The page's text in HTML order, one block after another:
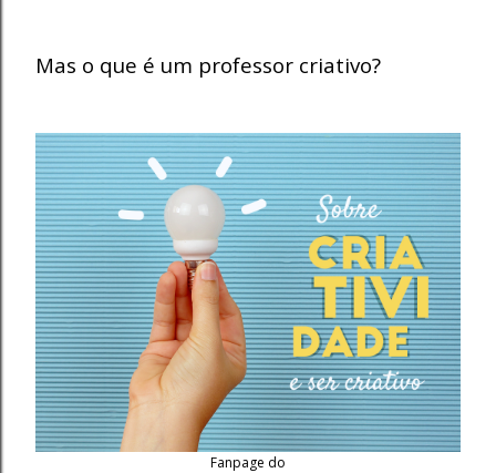
Mas o que é um professor criativo?
Fanpage do